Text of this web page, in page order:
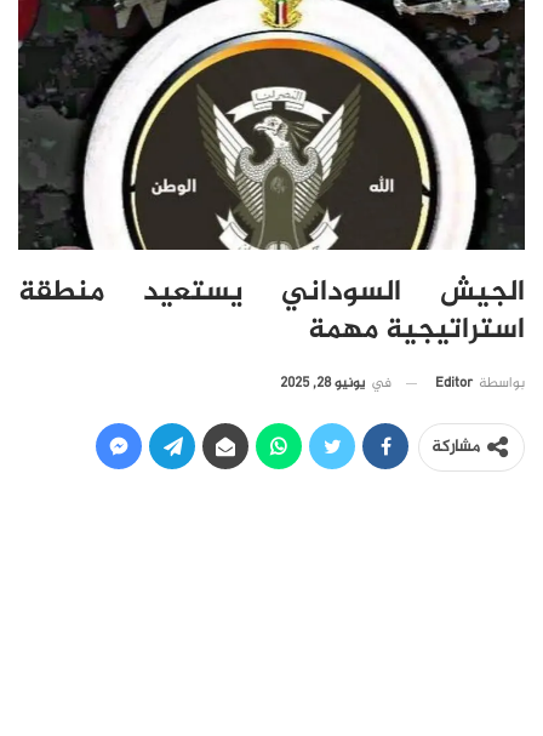
الجيش السوداني يستعيد منطقة
استراتيجية مهمة
بواسطة Editor في يونيو 28, 2025
مشاركة